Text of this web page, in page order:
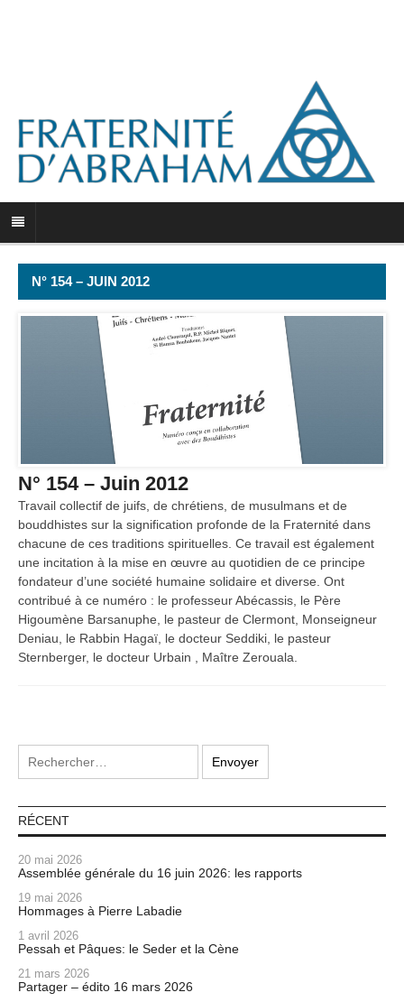
N° 154 – JUIN 2012
N° 154 – Juin 2012
Travail collectif de juifs, de chrétiens, de musulmans et de
bouddhistes sur la signification profonde de la Fraternité dans
chacune de ces traditions spirituelles. Ce travail est également
une incitation à la mise en œuvre au quotidien de ce principe
fondateur d’une société humaine solidaire et diverse. Ont
contribué à ce numéro : le professeur Abécassis, le Père
Higoumène Barsanuphe, le pasteur de Clermont, Monseigneur
Deniau, le Rabbin Hagaï, le docteur Seddiki, le pasteur
Sternberger, le docteur Urbain , Maître Zerouala.
RÉCENT
20 mai 2026
Assemblée générale du 16 juin 2026: les rapports
19 mai 2026
Hommages à Pierre Labadie
1 avril 2026
Pessah et Pâques: le Seder et la Cène
21 mars 2026
Partager – édito 16 mars 2026